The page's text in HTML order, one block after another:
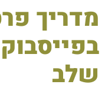
מדריך
שלב